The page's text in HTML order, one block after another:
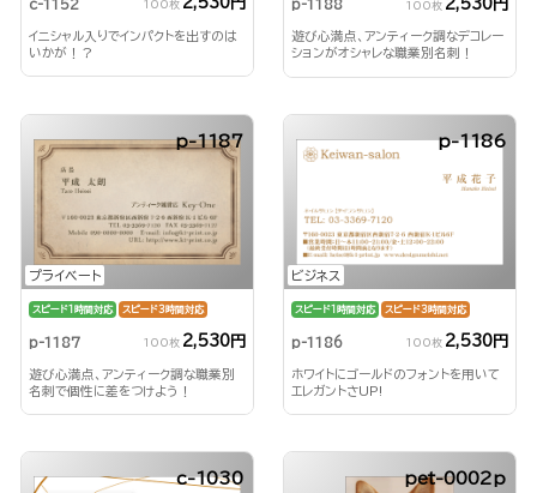
c-1152 100枚 2,530円
イニシャル入りでインパクトを出すのは
いかが！？
p-1188 100枚 2,530円
遊び心満点、アンティーク調なデコレー
ションがオシャレな職業別名刺！
プライベート
p-1187
スピード1時間対応 スピード3時間対応
p-1187 100枚 2,530円
遊び心満点、アンティーク調な職業別
名刺で個性に差をつけよう！
ビジネス
p-1186
スピード1時間対応 スピード3時間対応
p-1186 100枚 2,530円
ホワイトにゴールドのフォントを用いて
エレガントさUP!
c-1030 pet-0002p